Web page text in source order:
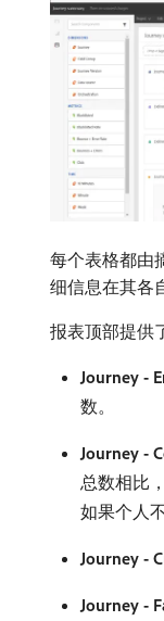
每个表格都由
细信息在其各
报表顶部提供
Journey -
数。
Journey -
总数相比
如果个人
Journey -
Journey -